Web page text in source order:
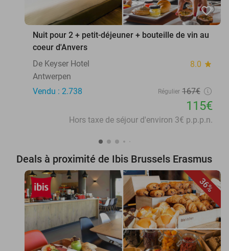
favorite_border
Nuit pour 2 + petit-déjeuner + bouteille de vin au
coeur d'Anvers
De Keyser Hotel
8.0 star
Antwerpen
Vendu : 2.738
Régulier 167€
115€
Hors taxe de séjour d'environ 3€ p.p.p.n.
Deals à proximité de Ibis Brussels Erasmus
36%